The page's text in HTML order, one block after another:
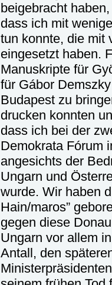
beigebracht
dass ich mit
tun konnte, die mit
eingesetzt haben.
Manuskripte für
für Gábor
Budapest zu
drucken konnten
dass ich bei der
Demokrata Fórum
angesichts der
Ungarn und
wurde. Wir haben
Hain/maros”
gegen diese
Ungarn vor allem
Antall, den